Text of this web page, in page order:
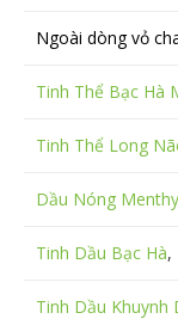
Ngoài dòng vỏ
Tinh Thể Bạc Hà
Tinh Thể Long
Dầu Nóng
Tinh Dầu Bạc Hà,
Tinh Dầu Khuynh